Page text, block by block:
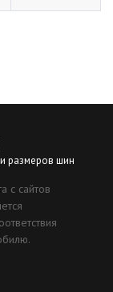
размеров шин
с сайтов